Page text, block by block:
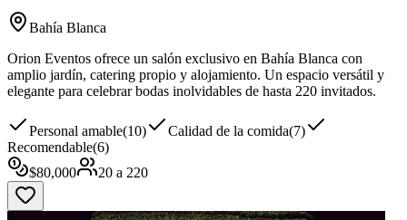
Bahía Blanca
Orion Eventos ofrece un salón exclusivo en Bahía Blanca con
amplio jardín, catering propio y alojamiento. Un espacio versátil y
elegante para celebrar bodas inolvidables de hasta 220 invitados.
Personal amable(10) Calidad de la comida(7)
Recomendable(6)
$80,000 20 a 220